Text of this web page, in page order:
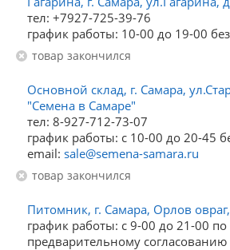
тел: +7927-725-39-76
график работы: 10-00 до 19-00
Товар закончился
Основной склад, г. Самара,
"Семена в Самаре"
тел: 8-927-712-73-07
график работы: с 10-00 до 20-45
email: sale@semena-samara.ru
Товар закончился
Питомник, г. Самара, Орлов
график работы: с 9-00 до 21-00 по
предварительному согласованию